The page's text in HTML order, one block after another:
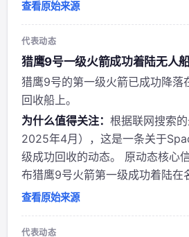
背景与立场 @jukan05 为信...
查看原始来源
代表动态
猎鹰9号一级火箭成功着陆无人
猎鹰9号的第一级火箭已成功降落
回收船上。
为什么值得关注： 根据联网搜索
2025年4月），这是一条关于
级成功回收的动态。 原动态核心
布猎鹰9号火箭第一级成功着陆
Gravitas”的无人驾驶驳船上，标
始人...
查看原始来源
代表动态